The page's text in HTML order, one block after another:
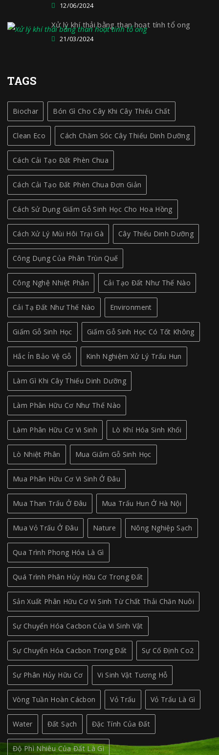
12/06/2024
Xử lý khí thải bằng than hoạt tính tổ ong
21/03/2024
TAGS
Biochar Bón Gì Cho Cây Khi Cây Thiếu Chất
Clean Eco Cách Chăm Sóc Cây Thiếu Dinh Dưỡng
Cách Cải Tạo Đất Phèn Chua
Cách Cải Tạo Đất Phèn Chua Đơn Giản
Cách Sử Dụng Giấm Gỗ Sinh Học Cho Hoa Hồng
Cách Xử Lý Mùi Hôi Trại Gà Cây Thiếu Dinh Dưỡng
Công Dụng Của Phân Trùn Quế
Công Nghệ Nhiệt Phân Cải Tạo Đất Như Thế Nào
Cải Tạ Đất Như Thế Nào Environment
Giấm Gỗ Sinh Học Giấm Gỗ Sinh Học Có Tốt Không
Hắc Ín Bảo Vệ Gỗ Kinh Nghiệm Xử Lý Trấu Hun
Làm Gì Khi Cây Thiếu Dinh Dưỡng
Làm Phân Hữu Cơ Như Thế Nào
Làm Phân Hữu Cơ Vi Sinh Lò Khí Hóa Sinh Khối
Lò Nhiệt Phân Mua Giấm Gỗ Sinh Học
Mua Phân Hữu Cơ Vi Sinh Ở Đâu
Mua Than Trấu Ở Đâu Mua Trấu Hun Ở Hà Nội
Mua Vỏ Trấu Ở Đâu Nature Nông Nghiệp Sạch
Qua Trình Phong Hóa Là Gì
Quá Trình Phân Hủy Hữu Cơ Trong Đất
Sản Xuất Phân Hữu Cơ Vi Sinh Từ Chất Thải Chăn Nuôi
Sự Chuyển Hóa Cacbon Của Vi Sinh Vật
Sự Chuyển Hóa Cacbon Trong Đất Sự Cố Định Co2
Sự Phân Hủy Hữu Cơ Vi Sinh Vật Tương Hỗ
Vòng Tuần Hoàn Cácbon Vỏ Trấu Vỏ Trấu Là Gì
Water Đất Sạch Đặc Tính Của Đất
Độ Phì Nhiêu Của Đất Là Gì